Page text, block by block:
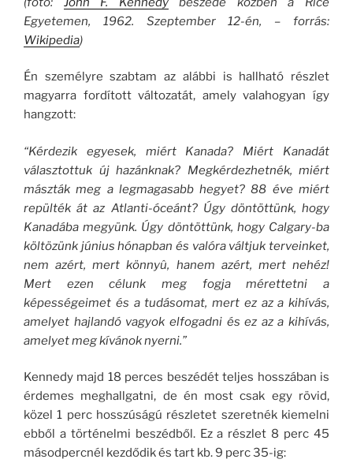
Egyetemen, 1962. Szeptember 12-én, – forrás:
Wikipedia)
Én személyre szabtam az alábbi is hallható részlet
magyarra fordított változatát, amely valahogyan így
hangzott:
“Kérdezik egyesek, miért Kanada? Miért Kanadát
választottuk új hazánknak? Megkérdezhetnék, miért
mászták meg a legmagasabb hegyet? 88 éve miért
repülték át az Atlanti-óceánt? Úgy döntöttünk, hogy
Kanadába megyünk. Úgy döntöttünk, hogy Calgary-ba
költözünk június hónapban és valóra váltjuk terveinket,
nem azért, mert könnyû, hanem azért, mert nehéz!
Mert ezen célunk meg fogja mérettetni a
képességeimet és a tudásomat, mert ez az a kihívás,
amelyet hajlandó vagyok elfogadni és ez az a kihívás,
amelyet meg kívánok nyerni.”
Kennedy majd 18 perces beszédét teljes hosszában is
érdemes meghallgatni, de én most csak egy rövid,
közel 1 perc hosszúságú részletet szeretnék kiemelni
ebből a történelmi beszédből. Ez a részlet 8 perc 45
másodpercnél kezdődik és tart kb. 9 perc 35-ig: